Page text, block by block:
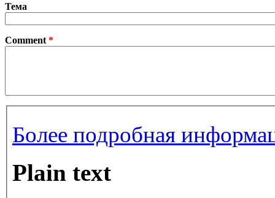
Тема
Comment *
Более подробная
Plain text